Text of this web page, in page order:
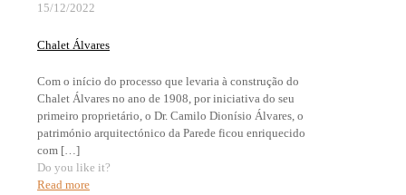
15/12/2022
Chalet Álvares
Com o início do processo que levaria à construção do
Chalet Álvares no ano de 1908, por iniciativa do seu
primeiro proprietário, o Dr. Camilo Dionísio Álvares, o
património arquitectónico da Parede ficou enriquecido
com […]
Do you like it?
Read more